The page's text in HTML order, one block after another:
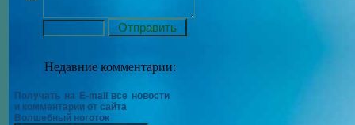
Недавние комментарии:
Получать на E-mail все новости
и комментарии от сайта
Волшебный ноготок